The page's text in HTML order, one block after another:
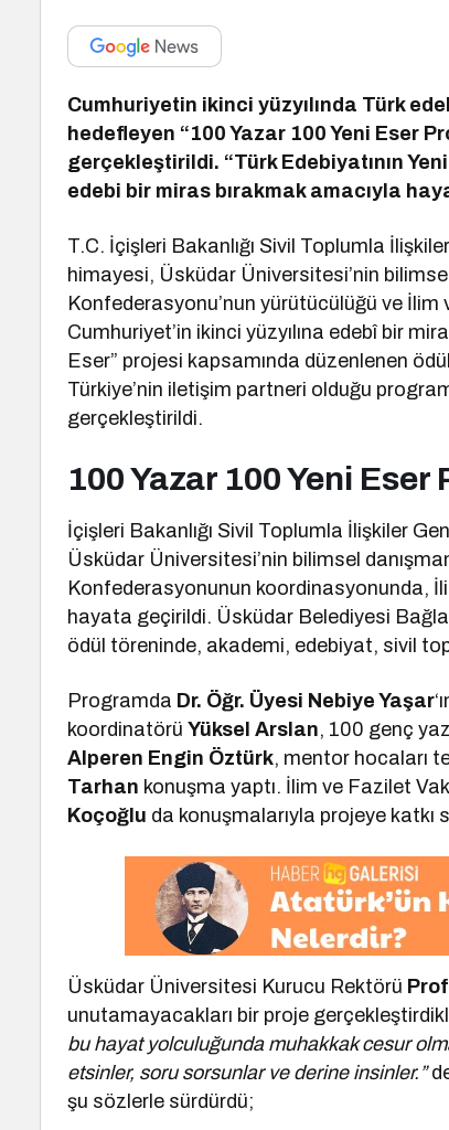
Cumhuriyetin ikinci yüzyılında Türk
hedefleyen “100 Yazar 100 Yeni Eser
gerçekleştirildi. “Türk Edebiyatının
edebi bir miras bırakmak amacıyla
T.C. İçişleri Bakanlığı Sivil Toplumla
himayesi, Üsküdar Üniversitesi’nin
Konfederasyonu’nun yürütücülüğü ve İlim
Cumhuriyet’in ikinci yüzyılına edebî bir
Eser” projesi kapsamında düzenlenen
Türkiye’nin iletişim partneri olduğu
gerçekleştirildi.
100 Yazar 100 Yeni
İçişleri Bakanlığı Sivil Toplumla İlişkiler
Üsküdar Üniversitesi’nin bilimsel
Konfederasyonunun koordinasyonunda,
hayata geçirildi. Üsküdar Belediyesi
ödül töreninde, akademi, edebiyat, sivil
Programda Dr. Öğr. Üyesi Nebiye Yaşar
koordinatörüYüksel Arslan, 100 genç
Alperen Engin Öztürk, mentor hocaları
Tarhan konuşma yaptı. İlim ve Fazilet
Koçoğlu da konuşmalarıyla projeye
Üsküdar Üniversitesi Kurucu Rektörü
unutamayacakları bir proje
bu hayat yolculuğunda muhakkak cesur
etsinler, soru sorsunlar ve derine insinler.”
şu sözlerle sürdürdü;